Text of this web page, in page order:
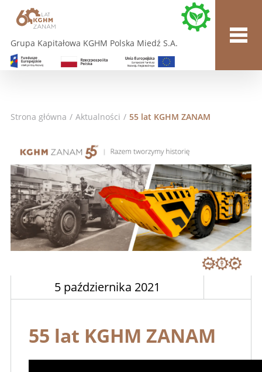
Grupa Kapitałowa KGHM Polska Miedź S.A.
Strona główna / Aktualności / 55 lat KGHM ZANAM
5 października 2021
55 lat KGHM ZANAM